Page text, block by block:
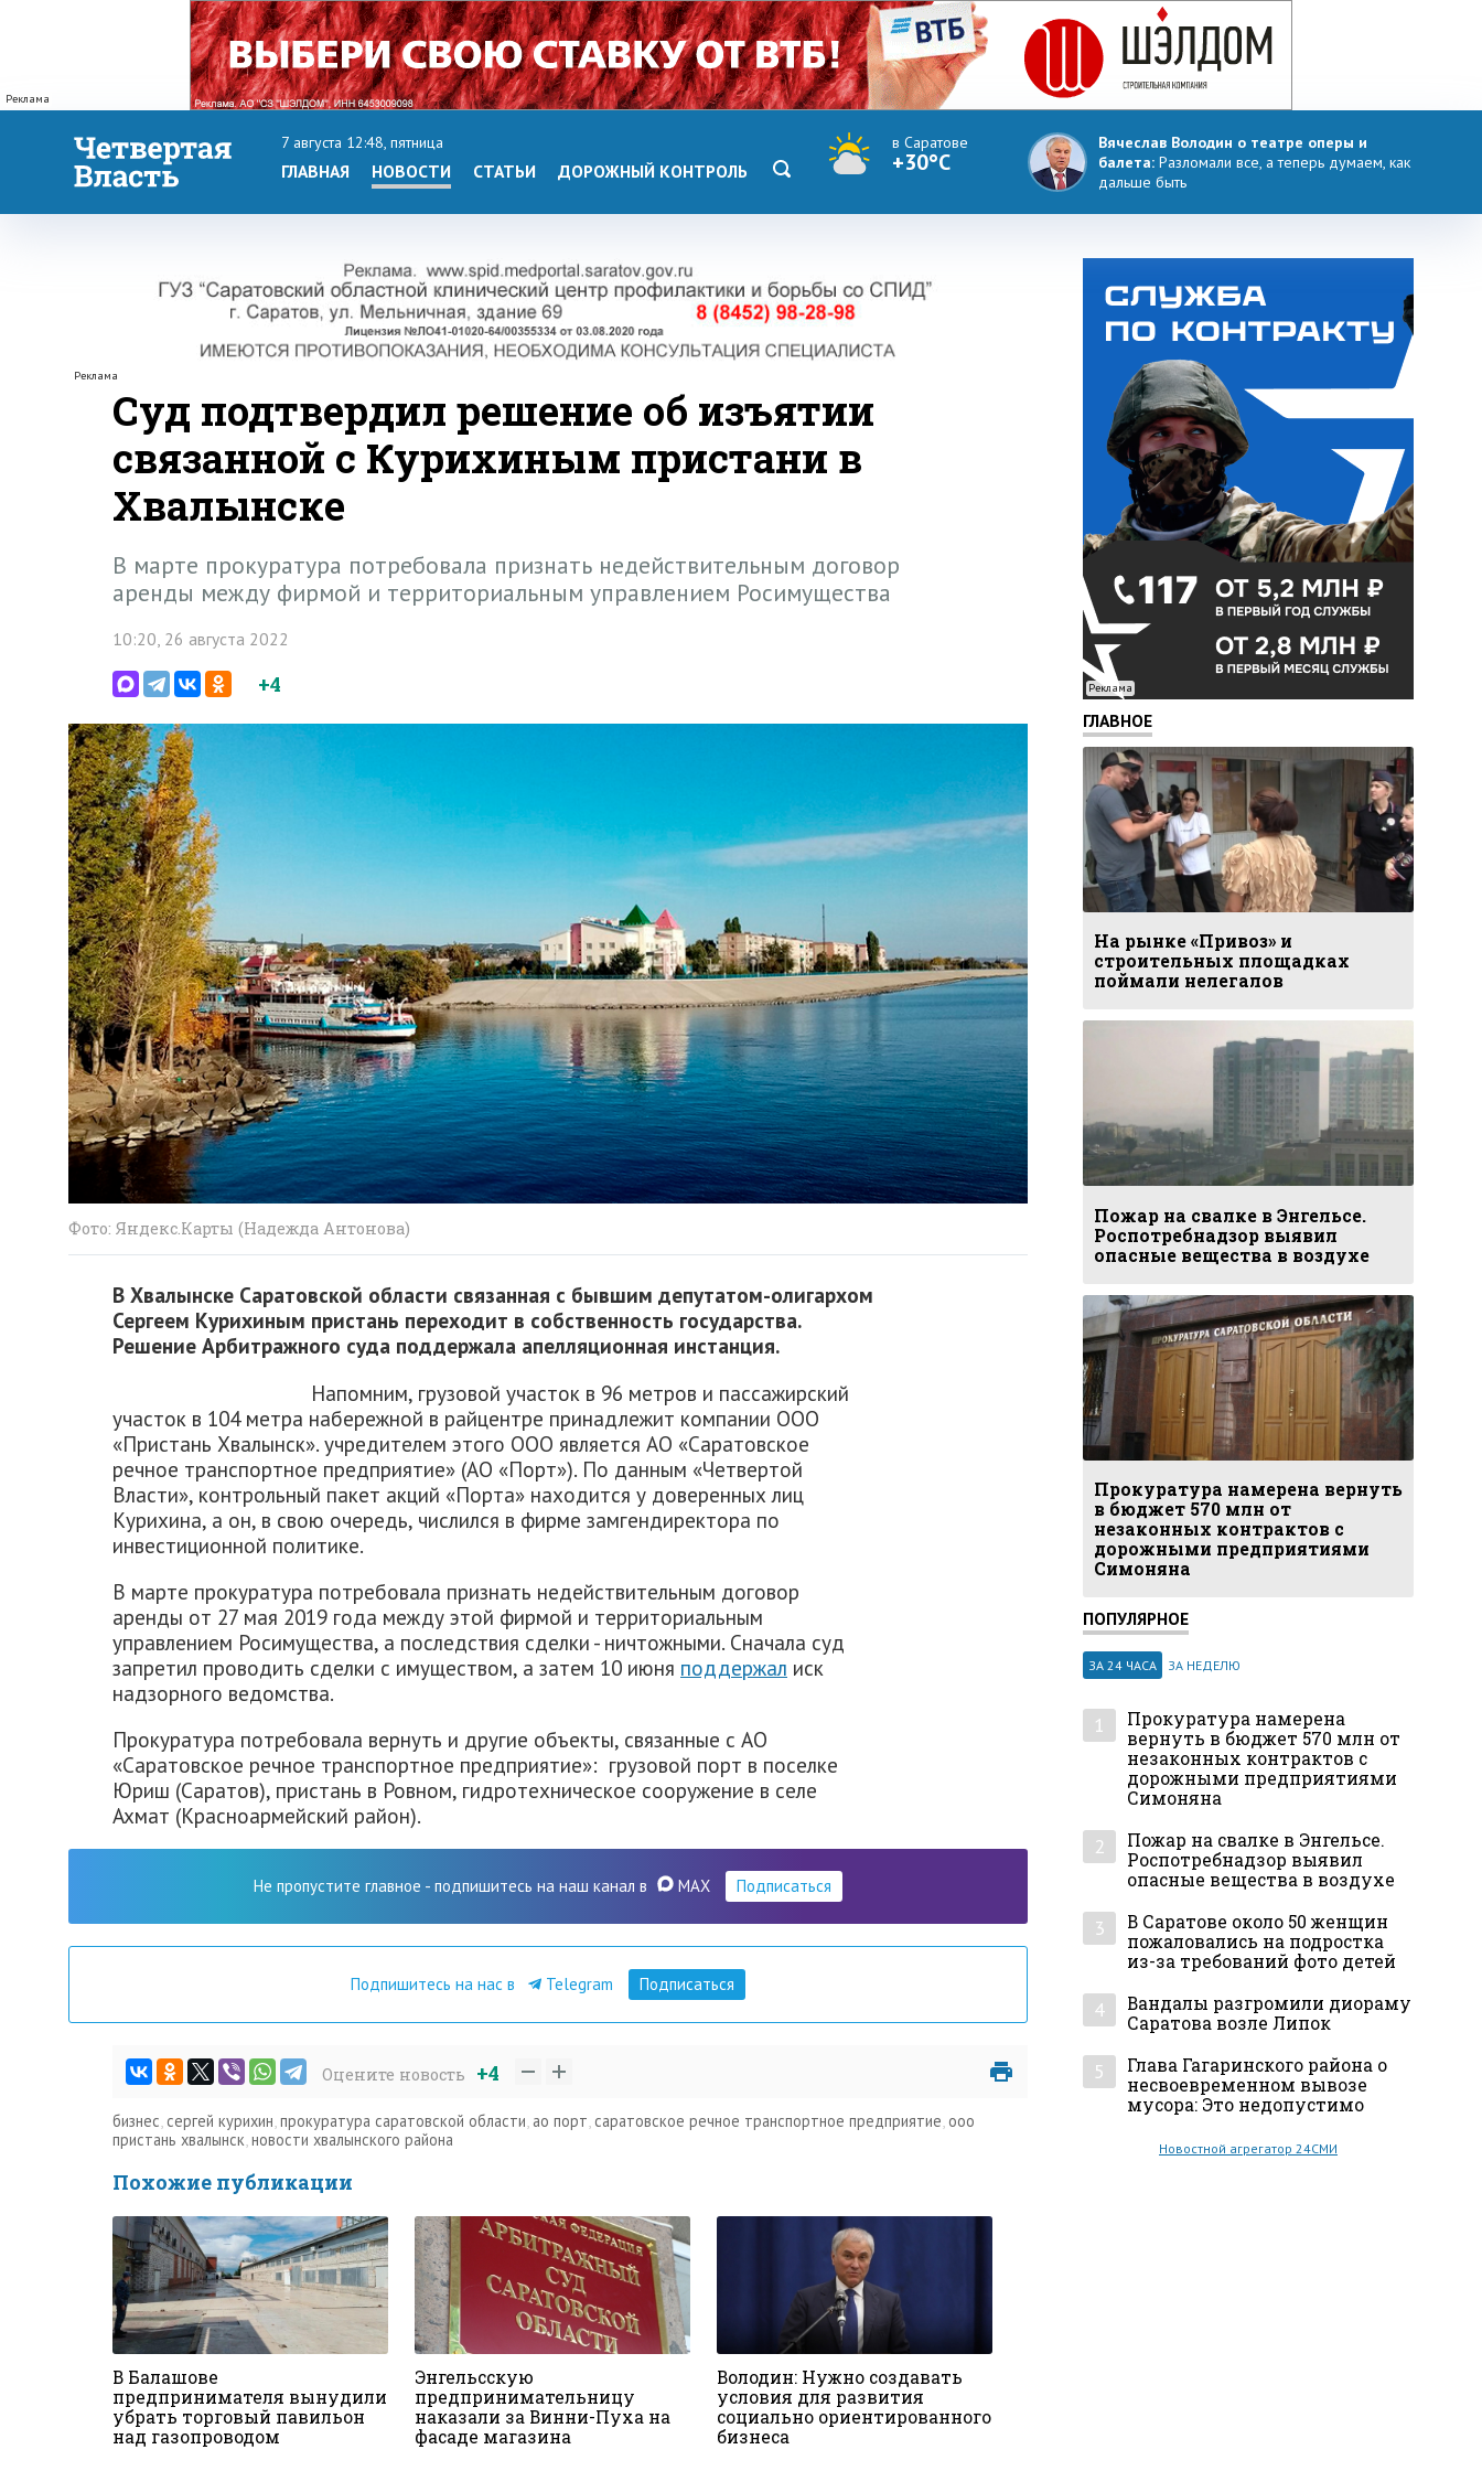
Реклама
7 августа 12:48, пятница
ГЛАВНАЯ НОВОСТИ СТАТЬИ ДОРОЖНЫЙ КОНТРОЛЬ
в Саратове
+30°C
Вячеслав Володин о театре оперы и
балета: Разломали все, а теперь думаем, как
дальше быть
Реклама
Суд подтвердил решение об изъятии
связанной с Курихиным пристани в
Хвалынске
В марте прокуратура потребовала признать недействительным договор
аренды между фирмой и территориальным управлением Росимущества
10:20, 26 августа 2022
+4
Фото: Яндекс.Карты (Надежда Антонова)
В Хвалынске Саратовской области связанная с бывшим депутатом-олигархом
Сергеем Курихиным пристань переходит в собственность государства.
Решение Арбитражного суда поддержала апелляционная инстанция.
Напомним, грузовой участок в 96 метров и пассажирский
участок в 104 метра набережной в райцентре принадлежит компании ООО
«Пристань Хвалынск». учредителем этого ООО является АО «Саратовское
речное транспортное предприятие» (АО «Порт»). По данным «Четвертой
Власти», контрольный пакет акций «Порта» находится у доверенных лиц
Курихина, а он, в свою очередь, числился в фирме замгендиректора по
инвестиционной политике.
В марте прокуратура потребовала признать недействительным договор
аренды от 27 мая 2019 года между этой фирмой и территориальным
управлением Росимущества, а последствия сделки - ничтожными. Сначала суд
запретил проводить сделки с имуществом, а затем 10 июня поддержал иск
надзорного ведомства.
Прокуратура потребовала вернуть и другие объекты, связанные с АО
«Саратовское речное транспортное предприятие»: грузовой порт в поселке
Юриш (Саратов), пристань в Ровном, гидротехническое сооружение в селе
Ахмат (Красноармейский район).
Не пропустите главное - подпишитесь на наш канал в MAX Подписаться
Подпишитесь на нас в Telegram Подписаться
Оцените новость +4
бизнес, сергей курихин,прокуратура саратовской области, ао порт, саратовское речное транспортное предприятие, ооо
пристань хвалынск,новости хвалынского района
Похожие публикации
В Балашове
предпринимателя вынудили
убрать торговый павильон
над газопроводом
Энгельсскую
предпринимательницу
наказали за Винни-Пуха на
фасаде магазина
Володин: Нужно создавать
условия для развития
социально ориентированного
бизнеса
Реклама
ГЛАВНОЕ
На рынке «Привоз» и
строительных площадках
поймали нелегалов
Пожар на свалке в Энгельсе.
Роспотребнадзор выявил
опасные вещества в воздухе
Прокуратура намерена вернуть
в бюджет 570 млн от
незаконных контрактов с
дорожными предприятиями
Симоняна
ПОПУЛЯРНОЕ
ЗА 24 ЧАСА ЗА НЕДЕЛЮ
1
Прокуратура намерена
вернуть в бюджет 570 млн от
незаконных контрактов с
дорожными предприятиями
Симоняна
2
Пожар на свалке в Энгельсе.
Роспотребнадзор выявил
опасные вещества в воздухе
3
В Саратове около 50 женщин
пожаловались на подростка
из-за требований фото детей
4
Вандалы разгромили диораму
Саратова возле Липок
5
Глава Гагаринского района о
несвоевременном вывозе
мусора: Это недопустимо
Новостной агрегатор 24СМИ